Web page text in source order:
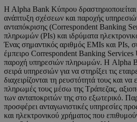
H Alpha Bank Κύπρου δραστηριοποιείται
ανάπτυξη σχέσεων και παροχής
ανταπόκρισης (Correspondent Banking
πληρωμών (PIs) και ιδρύματα
Ένας σημαντικός αριθμός EMIs και PIs,
έμπειρο Correspondent Banking Services
παροχή υπηρεσιών πληρωμών. Η Alpha
σειρά υπηρεσιών για να στηρίξει τις
διαχειρίζονται τη ρευστότητά τους και να
πληρωμές τους μέσω της Τράπεζας,
των ανταποκριτών της στο εξωτερικό.
προσφέρει ανταγωνιστικές υπηρεσίες
και ηλεκτρονικού χρήματος που